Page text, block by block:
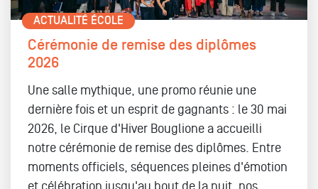
ACTUALITÉ ÉCOLE
Cérémonie de remise des diplômes
2026
Une salle mythique, une promo réunie une
dernière fois et un esprit de gagnants : le 30 mai
2026, le Cirque d'Hiver Bouglione a accueilli
notre cérémonie de remise des diplômes. Entre
moments officiels, séquences pleines d'émotion